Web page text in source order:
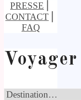
PRESSE
CONTACT
FAQ
Voyager